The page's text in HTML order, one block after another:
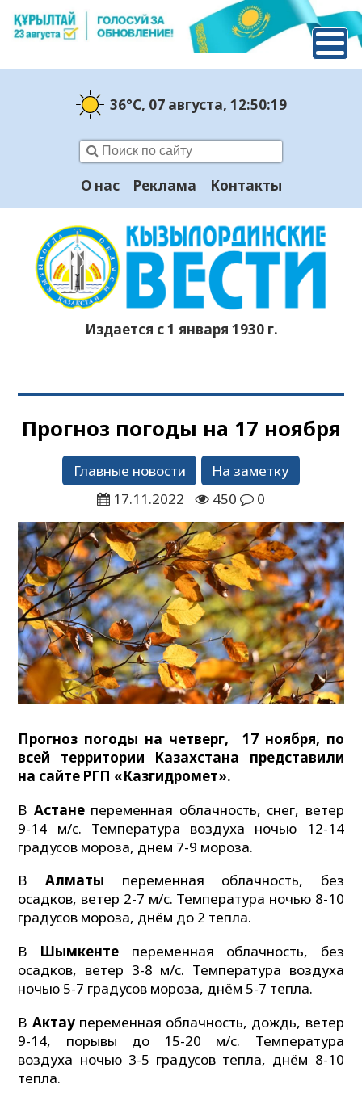
36°C, 07 августа, 12:50:20
О нас Реклама Контакты
Издается с 1 января 1930 г.
Прогноз погоды на 17 ноября
Главные новости
На заметку
17.11.2022
450 0
Прогноз погоды на четверг, 17 ноября, по
всей территории Казахстана представили
на сайте РГП «Казгидромет».
В Астанепеременная облачность, снег, ветер
9-14 м/с. Температура воздуха ночью 12-14
градусов мороза, днём 7-9 мороза.
В Алматы переменная облачность, без
осадков, ветер 2-7 м/с. Температура ночью 8-10
градусов мороза, днём до 2 тепла.
В Шымкентепеременная облачность, без
осадков, ветер 3-8 м/с. Температура воздуха
ночью 5-7 градусов мороза, днём 5-7 тепла.
В Актаупеременная облачность, дождь, ветер
9-14, порывы до 15-20 м/с. Температура
воздуха ночью 3-5 градусов тепла, днём 8-10
тепла.